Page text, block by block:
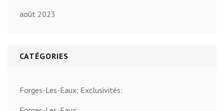
août 2023
CATÉGORIES
Forges-Les-Eaux; Exclusivités: